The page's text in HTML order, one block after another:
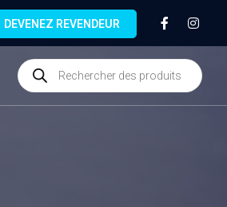
DEVENEZ REVENDEUR